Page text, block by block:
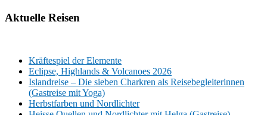
Aktuelle Reisen
Kräftespiel der Elemente
Eclipse, Highlands & Volcanoes 2026
Islandreise – Die sieben Charkren als Reisebegleiterinnen
(Gastreise mit Yoga)
Herbstfarben und Nordlichter